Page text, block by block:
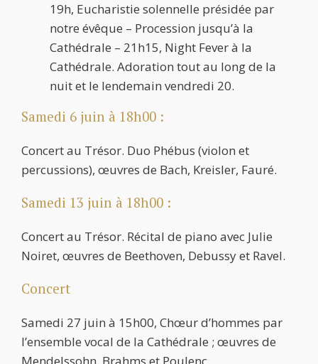
19h, Eucharistie solennelle présidée par
notre évêque – Procession jusqu’à la
Cathédrale – 21h15, Night Fever à la
Cathédrale. Adoration tout au long de la
nuit et le lendemain vendredi 20.
Samedi 6 juin à 18h00 :
Concert au Trésor. Duo Phébus (violon et
percussions), œuvres de Bach, Kreisler, Fauré.
Samedi 13 juin à 18h00 :
Concert au Trésor. Récital de piano avec Julie
Noiret, œuvres de Beethoven, Debussy et Ravel.
Concert
Samedi 27 juin à 15h00, Chœur d’hommes par
l’ensemble vocal de la Cathédrale ; œuvres de